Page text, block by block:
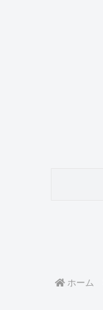
ホーム